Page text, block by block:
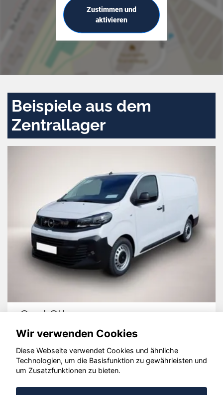
Zustimmen und
aktivieren
Beispiele aus dem
Zentrallager
Opel Other
© konjunkturmotor.de GmbH 2020 - 2026
Wir verwenden Cookies
Diese Webseite verwendet Cookies und ähnliche
Technologien, um die Basisfunktion zu gewährleisten und
um Zusatzfunktionen zu bieten.